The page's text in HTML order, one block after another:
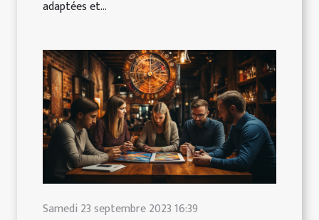
adaptées et...
Samedi 23 septembre 2023 16:39